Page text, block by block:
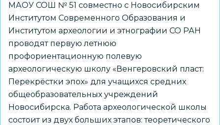
МАОУ СОШ № 51 совместно с Новосибирским
Институтом Современного Образования и
Институтом археологии и этнографии СО РАН
проводят первую летнюю
профориентационную полевую
археологическую школу «Венгеровский пласт:
Перекрёстки эпох» для учащихся средних
общеобразовательных учреждений
Новосибирска. Работа археологической школы
состоит из двух больших этапов: теоретического